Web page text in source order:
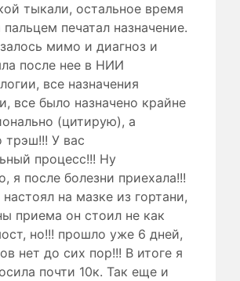
тыкали, остальное время
печатал назначение.
мимо и диагноз и
после нее в НИИ
все назначения
все было назначено крайне
(цитирую), а
трэш!!! У вас
процесс!!! Ну
я после болезни приехала!!!
на мазке из гортани,
приема он стоил не как
но!!! прошло уже 6 дней,
нет до сих пор!!! В итоге я
почти 10к. Так еще и